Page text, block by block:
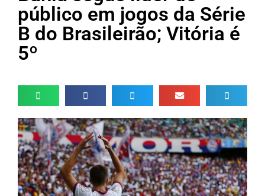
público em jogos da Série
B do Brasileirão; Vitória é
5º